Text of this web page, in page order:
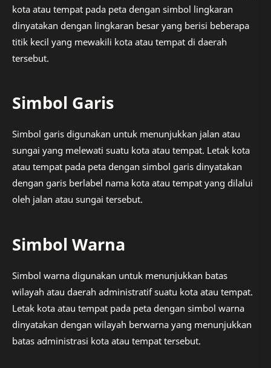
kota atau tempat pada peta dengan simbol lingkaran
dinyatakan dengan lingkaran besar yang berisi beberapa
titik kecil yang mewakili kota atau tempat di daerah
tersebut.
Simbol Garis
Simbol garis digunakan untuk menunjukkan jalan atau
sungai yang melewati suatu kota atau tempat. Letak kota
atau tempat pada peta dengan simbol garis dinyatakan
dengan garis berlabel nama kota atau tempat yang dilalui
oleh jalan atau sungai tersebut.
Simbol Warna
Simbol warna digunakan untuk menunjukkan batas
wilayah atau daerah administratif suatu kota atau tempat.
Letak kota atau tempat pada peta dengan simbol warna
dinyatakan dengan wilayah berwarna yang menunjukkan
batas administrasi kota atau tempat tersebut.